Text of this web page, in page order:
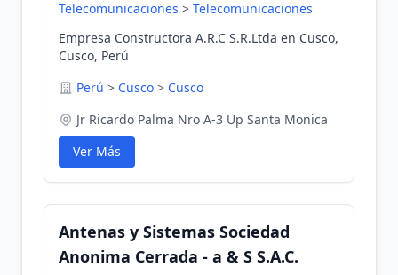
Telecomunicaciones > Telecomunicaciones
Empresa Constructora A.R.C S.R.Ltda en Cusco,
Cusco, Perú
Perú > Cusco > Cusco
Jr Ricardo Palma Nro A-3 Up Santa Monica
Ver Más
Antenas y Sistemas Sociedad
Anonima Cerrada - a & S S.A.C.